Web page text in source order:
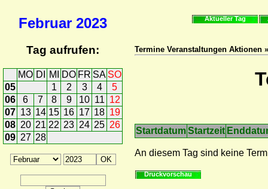
Februar 2023
Tag aufrufen:
MO DI MI DO FR SA SO
05
1 2 3 4
5
06
6 7 8 9 10 11 12
07 13 14 15 16 17 18 19
08 20 21 22 23 24 25 26
09 27 28
Aktueller Tag
Termine Veranstaltungen Aktionen
StartdatumStartzeit
An diesem Tag sind keine
Druckvorschau